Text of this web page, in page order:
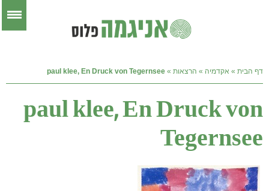
דף הבית » אקדמיה » הרצאות »
paul klee, En Druck von Tegernsee
paul klee, En Druck von
Tegernsee